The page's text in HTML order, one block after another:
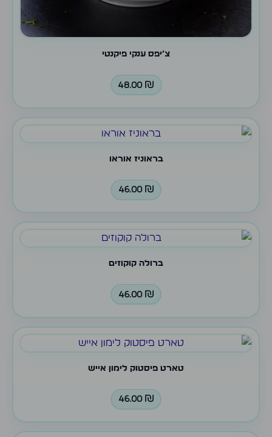
צ׳יפס ענקי פיקנטי
48.00 ₪
בראוניז אוראו
46.00 ₪
ברולה קוקוזים
46.00 ₪
טארט פיסטוק לימון אייש
46.00 ₪